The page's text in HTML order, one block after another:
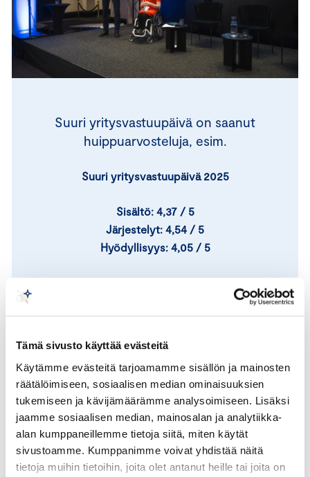
Tämä sivusto käyttää evästeitä
Käytämme evästeitä tarjoamamme sisällön ja mainosten
räätälöimiseen, sosiaalisen median ominaisuuksien
tukemiseen ja kävijämäärämme analysoimiseen. Lisäksi
jaamme sosiaalisen median, mainosalan ja analytiikka-
alan kumppaneillemme tietoja siitä, miten käytät
sivustoamme. Kumppanimme voivat yhdistää näitä
tietoja muihin tietoihin, joita olet antanut heille tai joita on
Suuri yritysvastuupäivä on saanut
huippuarvosteluja, esim.
Suuri yritysvastuupäivä 2025
Sisältö: 4,37 / 5
Järjestelyt: 4,54 / 5
Hyödyllisyys: 4,05 / 5
”Mielestäni kokonaisuus oli erinomainen,
puheenvuorot tukivat toisiaan ja muodostivat
kokonaisuuden, joka herätti uusia ajatuksia.”
Tapahtumassa on ollut puhujina ja
panelisteina huippuasiantuntijoita, mm.